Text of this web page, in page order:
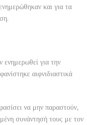
και για τα
ενημερωθεί για την
αιφνιδιαστικά
να μην παραστούν,
συνάντησή τους με τον